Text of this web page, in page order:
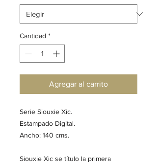
Cantidad *
Agregar al carrito
Serie Siouxie Xic.
Estampado Digital.
Ancho: 140 cms.
Siouxie Xic se título la primera